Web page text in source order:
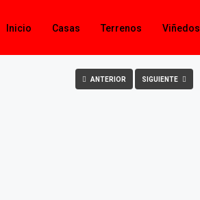
Inicio Casas Terrenos Viñedos
ANTERIOR SIGUIENTE
PANTALLA COMPLETA